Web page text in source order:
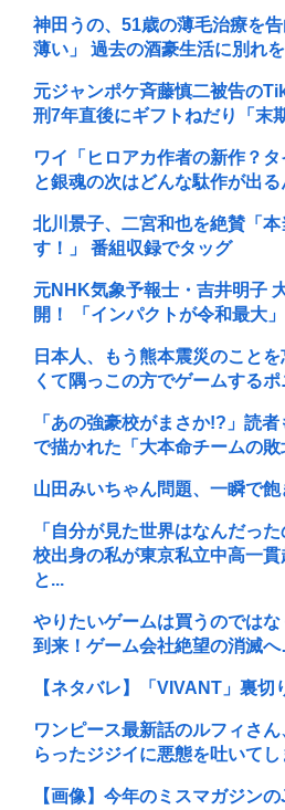
神田うの、51歳の薄毛治療を
薄い」 過去の酒豪生活に別れ
元ジャンポケ斉藤慎二被告の
刑7年直後にギフトねだり「末
ワイ「ヒロアカ作者の新作？
と銀魂の次はどんな駄作が出る
北川景子、二宮和也を絶賛「
す！」 番組収録でタッグ
元NHK気象予報士・吉井明子
開！ 「インパクトが令和最大
日本人、もう熊本震災のこと
くて隅っこの方でゲームする
「あの強豪校がまさか!?」読
で描かれた「大本命チームの敗
山田みいちゃん問題、一瞬で飽
「自分が見た世界はなんだっ
校出身の私が東京私立中高一
と...
やりたいゲームは買うのでは
到来！ゲーム会社絶望の消滅
【ネタバレ】「VIVANT」裏切
ワンピース最新話のルフィさ
らったジジイに悪態を吐いて
【画像】今年のミスマガジン